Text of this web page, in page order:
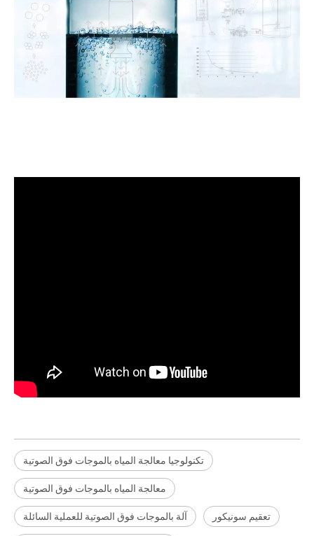
تكنولوجيا معالجة المياه بالموجات فوق الصوتية
معالجة المياه بالموجات فوق الصوتية
آلة بالموجات فوق الصوتية للعملية السائلة تعقيم سونيكور